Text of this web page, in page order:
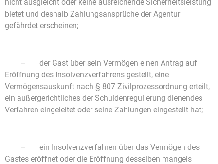
nicht ausgleicht oder keine ausreichende Sicherheitsleistung
bietet und deshalb Zahlungsansprüche der Agentur
gefährdet erscheinen;
– der Gast über sein Vermögen einen Antrag auf
Eröffnung des Insolvenzverfahrens gestellt, eine
Vermögensauskunft nach § 807 Zivilprozessordnung erteilt,
ein außergerichtliches der Schuldenregulierung dienendes
Verfahren eingeleitet oder seine Zahlungen eingestellt hat;
– ein Insolvenzverfahren über das Vermögen des
Gastes eröffnet oder die Eröffnung desselben mangels